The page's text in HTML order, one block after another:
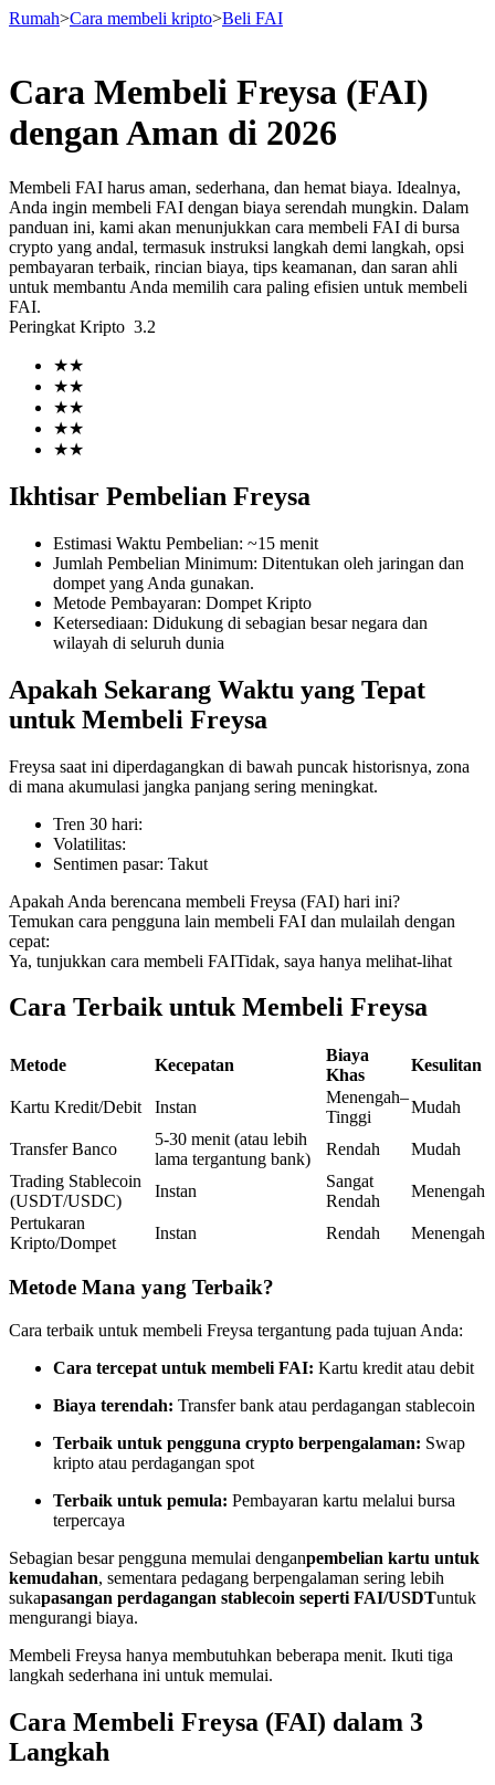
Berjangka
USDT Berjangka
Kontrak berjangka menggunakan USDT sebagai jaminannya
COIN-M Berjangka
Mata Uang Kripto Berjangka
TradFi
USDC Berjangka
Kontrak berjangka menggunakan USDC sebagai jaminannya
Copy Trading
Bergabunglah dengan pedagang top
Menjadi Pedagang Salinan
Informasi
Rumah>Cara membeli kripto>Beli FAI
Cara Membeli Freysa (FAI)
dengan Aman di 2026
Membeli FAI harus aman, sederhana, dan hemat biaya. Idealnya,
Anda ingin membeli FAI dengan biaya serendah mungkin. Dalam
panduan ini, kami akan menunjukkan cara membeli FAI di bursa
crypto yang andal, termasuk instruksi langkah demi langkah, opsi
pembayaran terbaik, rincian biaya, tips keamanan, dan saran ahli
untuk membantu Anda memilih cara paling efisien untuk membeli
FAI.
Peringkat Kripto 3.2
★★
★★
★★
★★
★★
Ikhtisar Pembelian Freysa
Estimasi Waktu Pembelian: ~15 menit
Jumlah Pembelian Minimum: Ditentukan oleh jaringan dan
dompet yang Anda gunakan.
Metode Pembayaran: Dompet Kripto
Ketersediaan: Didukung di sebagian besar negara dan
wilayah di seluruh dunia
Apakah Sekarang Waktu yang Tepat
untuk Membeli Freysa
Freysa saat ini diperdagangkan di bawah puncak historisnya, zona
di mana akumulasi jangka panjang sering meningkat.
Tren 30 hari:
Volatilitas:
Sentimen pasar: Takut
Apakah Anda berencana membeli Freysa (FAI) hari ini?
Temukan cara pengguna lain membeli FAI dan mulailah dengan
cepat:
Ya, tunjukkan cara membeli FAITidak, saya hanya melihat-lihat
Cara Terbaik untuk Membeli Freysa
Metode Kecepatan
Biaya
Khas
Kesulitan
Kartu Kredit/Debit Instan
Menengah–
Tinggi
Mudah
Transfer Banco
5-30 menit (atau lebih
lama tergantung bank)
Rendah
Mudah
Trading Stablecoin
(USDT/USDC)
Instan
Sangat
Rendah
Menengah
Pertukaran
Kripto/Dompet
Instan Rendah Menengah
Metode Mana yang Terbaik?
Cara terbaik untuk membeli Freysa tergantung pada tujuan Anda:
Cara tercepat untuk membeli FAI: Kartu kredit atau debit
Biaya terendah: Transfer bank atau perdagangan stablecoin
Terbaik untuk pengguna crypto berpengalaman: Swap
kripto atau perdagangan spot
Terbaik untuk pemula: Pembayaran kartu melalui bursa
terpercaya
Sebagian besar pengguna memulai denganpembelian kartu untuk
kemudahan, sementara pedagang berpengalaman sering lebih
sukapasangan perdagangan stablecoin seperti FAI/USDTuntuk
mengurangi biaya.
Membeli Freysa hanya membutuhkan beberapa menit. Ikuti tiga
langkah sederhana ini untuk memulai.
Cara Membeli Freysa (FAI) dalam 3
Langkah